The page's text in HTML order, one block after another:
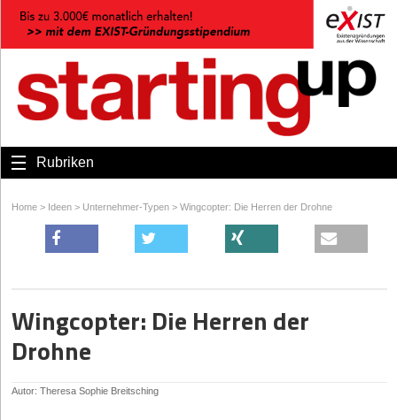
Rubriken
Home > Ideen > Unternehmer-Typen > Wingcopter: Die Herren der Drohne
Wingcopter: Die Herren der
Drohne
Autor: Theresa Sophie Breitsching